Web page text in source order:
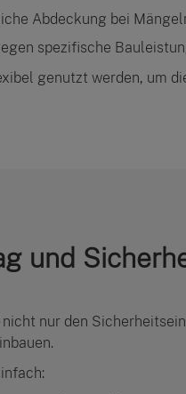
Abdeckung bei
spezifische
genutzt werden, um
und
nur den